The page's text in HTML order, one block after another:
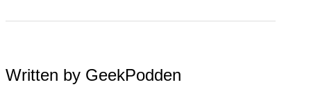
Written by GeekPodden